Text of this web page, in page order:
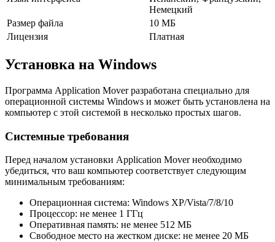
Немецкий
Размер файла
10 МБ
Лицензия
Платная
Установка на Windows
Программа Application Mover разработана специально для
операционной системы Windows и может быть установлена на
компьютер с этой системой в несколько простых шагов.
Системные требования
Перед началом установки Application Mover необходимо
убедиться, что ваш компьютер соответствует следующим
минимальным требованиям:
Операционная система: Windows XP/Vista/7/8/10
Процессор: не менее 1 ГГц
Оперативная память: не менее 512 МБ
Свободное место на жестком диске: не менее 20 МБ